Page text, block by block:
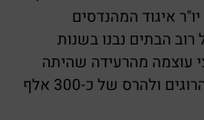
איגוד המהנדסים
הבתים נבנו בשנות
בחצי עוצמה מהרעידה שהיתה
ביפן התרחיש הוא ל-20 אלף הרוגים ולהרס של כ-300 אלף